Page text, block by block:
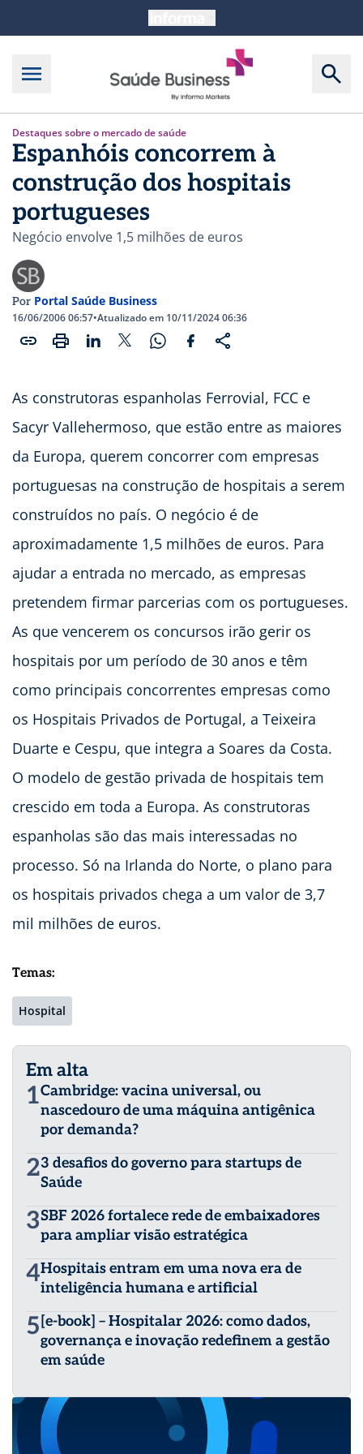
Destaques sobre o mercado de saúde
Espanhóis concorrem à
construção dos hospitais
portugueses
Negócio envolve 1,5 milhões de euros
Por Portal Saúde Business
16/06/2006 06:57•Atualizado em 10/11/2024 06:36
As construtoras espanholas Ferrovial, FCC e
Sacyr Vallehermoso, que estão entre as maiores
da Europa, querem concorrer com empresas
portuguesas na construção de hospitais a serem
construídos no país. O negócio é de
aproximadamente 1,5 milhões de euros. Para
ajudar a entrada no mercado, as empresas
pretendem firmar parcerias com os portugueses.
As que vencerem os concursos irão gerir os
hospitais por um período de 30 anos e têm
como principais concorrentes empresas como
os Hospitais Privados de Portugal, a Teixeira
Duarte e Cespu, que integra a Soares da Costa.
O modelo de gestão privada de hospitais tem
crescido em toda a Europa. As construtoras
espanholas são das mais interessadas no
processo. Só na Irlanda do Norte, o plano para
os hospitais privados chega a um valor de 3,7
mil milhões de euros.
Temas:
Hospital
Em alta
1Cambridge: vacina universal, ou
nascedouro de uma máquina antigênica
por demanda?
23 desafios do governo para startups de
Saúde
3SBF 2026 fortalece rede de embaixadores
para ampliar visão estratégica
4Hospitais entram em uma nova era de
inteligência humana e artificial
5 [e-book] – Hospitalar 2026: como dados,
governança e inovação redefinem a gestão
em saúde